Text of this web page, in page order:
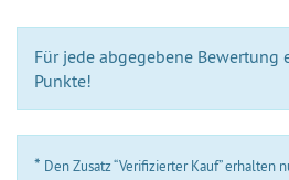
Für jede abgegebene Bewertung
Punkte!
* Den Zusatz “Verifizierter Kauf” erhalten